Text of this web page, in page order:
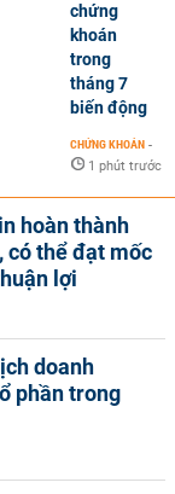
chứng
khoán
trong
tháng 7
biến động
CHỨNG KHOÁN -
1 phút trước
hoàn thành
có thể đạt mốc
lợi
doanh
phần trong